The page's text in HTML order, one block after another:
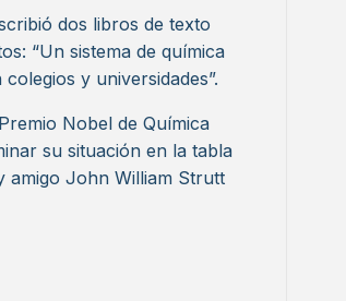
dos libros de texto
“Un sistema de química
y universidades”.
Nobel de Química
su situación en la tabla
amigo John William Strutt